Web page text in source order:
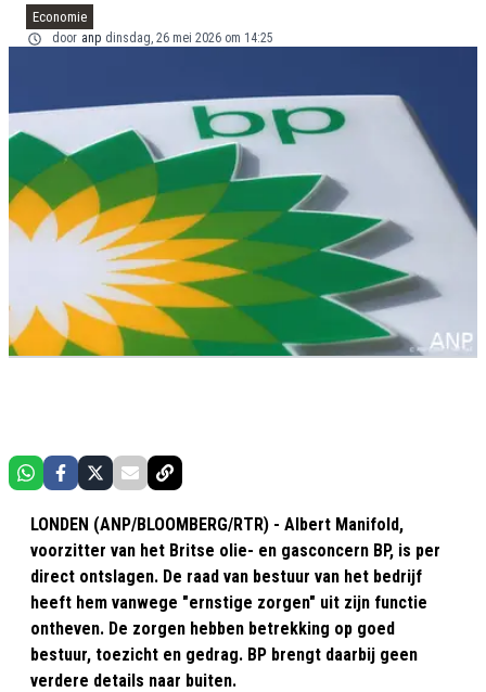
Economie
door anp dinsdag, 26 mei 2026 om 14:25
LONDEN (ANP/BLOOMBERG/RTR) - Albert Manifold,
voorzitter van het Britse olie- en gasconcern BP, is per
direct ontslagen. De raad van bestuur van het bedrijf
heeft hem vanwege "ernstige zorgen" uit zijn functie
ontheven. De zorgen hebben betrekking op goed
bestuur, toezicht en gedrag. BP brengt daarbij geen
verdere details naar buiten.